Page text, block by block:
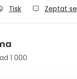
Tisk Zeptat se
1 000